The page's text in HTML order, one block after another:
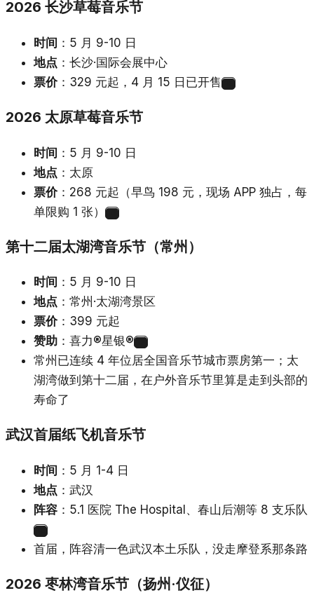
2026 长沙草莓音乐节
时间 ：5 月 9-10 日
地点 ：长沙·国际会展中心
票价：329 元起，4 月 15 日已开售
2026 太原草莓音乐节
时间 ：5 月 9-10 日
地点 ：太原
票价：268 元起（早鸟 198 元，现场 APP 独占，每
单限购 1 张）
第十二届太湖湾音乐节（常州）
时间 ：5 月 9-10 日
地点 ：常州·太湖湾景区
票价：399 元起
赞助 ：喜力®星银®
常州已连续 4 年位居全国音乐节城市票房第一；太
湖湾做到第十二届，在户外音乐节里算是走到头部的
寿命了
武汉首届纸飞机音乐节
时间 ：5 月 1-4 日
地点 ：武汉
阵容 ：5.1 医院 The Hospital、春山后潮等 8 支乐队
首届，阵容清一色武汉本土乐队，没走摩登系那条路
2026 枣林湾音乐节（扬州·仪征）